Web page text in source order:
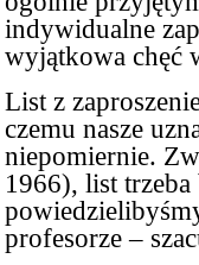
indywidualne
wyjątkowa chęć
List z
czemu nasze
niepomiernie.
1966), list trzeba
profesorze –